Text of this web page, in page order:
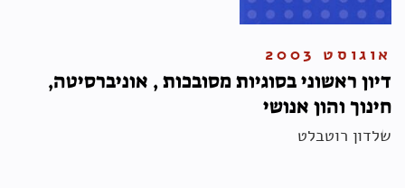
אוגוסט 2003
דיון ראשוני בסוגיות מסובכות , אוניברסיטה,
חינוך והון אנושי
שלדון רוטבלט